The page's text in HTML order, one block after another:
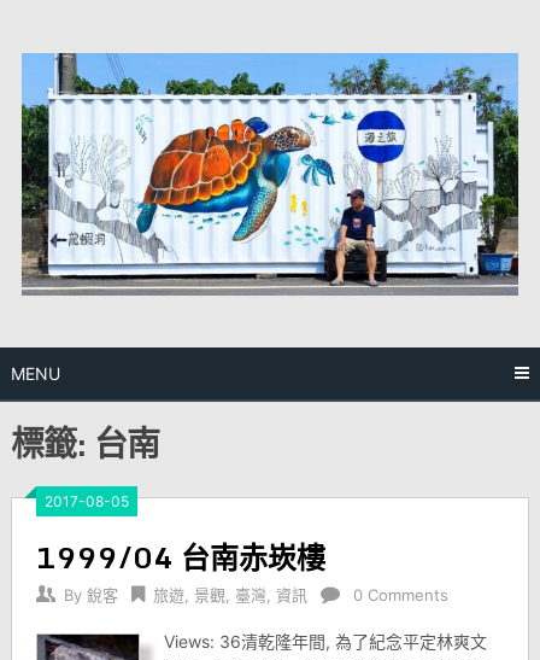
content
MENU
標籤: 台南
2017-08-05
1999/04 台南赤崁樓
By 銳客 旅遊, 景觀 臺灣 資訊 0 Comments
Views: 36清乾隆年間, 為了紀念平定林爽文